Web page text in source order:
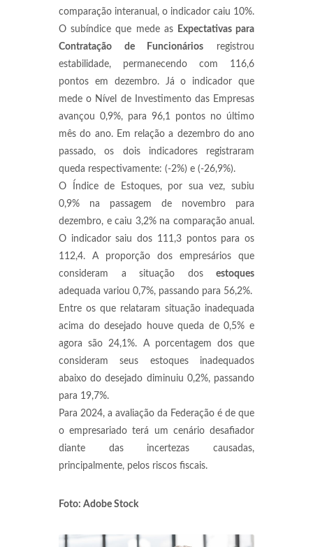
comparação interanual, o indicador caiu 10%.
O subíndice que mede as
Expectativas para
Contratação de Funcionários registrou
estabilidade, permanecendo com 116,6
pontos em dezembro. Já o indicador que
mede o Nível de Investimento das Empresas
avançou 0,9%, para 96,1 pontos no último
mês do ano. Em relação a dezembro do ano
passado, os dois indicadores registraram
queda respectivamente: (-2%) e (-26,9%).
O Índice de Estoques, por sua vez, subiu
0,9% na passagem de novembro para
dezembro, e caiu 3,2% na comparação anual.
O indicador saiu dos 111,3 pontos para os
112,4. A proporção dos empresários que
consideram a situação dos estoques
adequada variou 0,7%, passando para 56,2%.
Entre os que relataram situação inadequada
acima do desejado houve queda de 0,5% e
agora são 24,1%. A porcentagem dos que
consideram seus estoques inadequados
abaixo do desejado diminuiu 0,2%, passando
para 19,7%.
Para 2024, a avaliação da Federação é de que
o empresariado terá um cenário desafiador
diante das incertezas causadas,
principalmente, pelos riscos fiscais.
Foto: Adobe Stock